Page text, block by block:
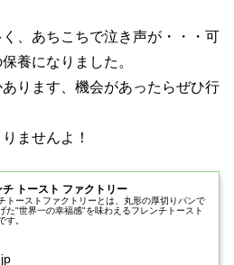
、あちこちで泣き声が・・・可
養になりました。
ります、機会があったらぜひ行
ませんよ！
チ トースト ファクトリー
トーストファクトリーとは、丸形の厚切りパンで
た"世界一の幸福感"を味わえるフレンチトースト
す。